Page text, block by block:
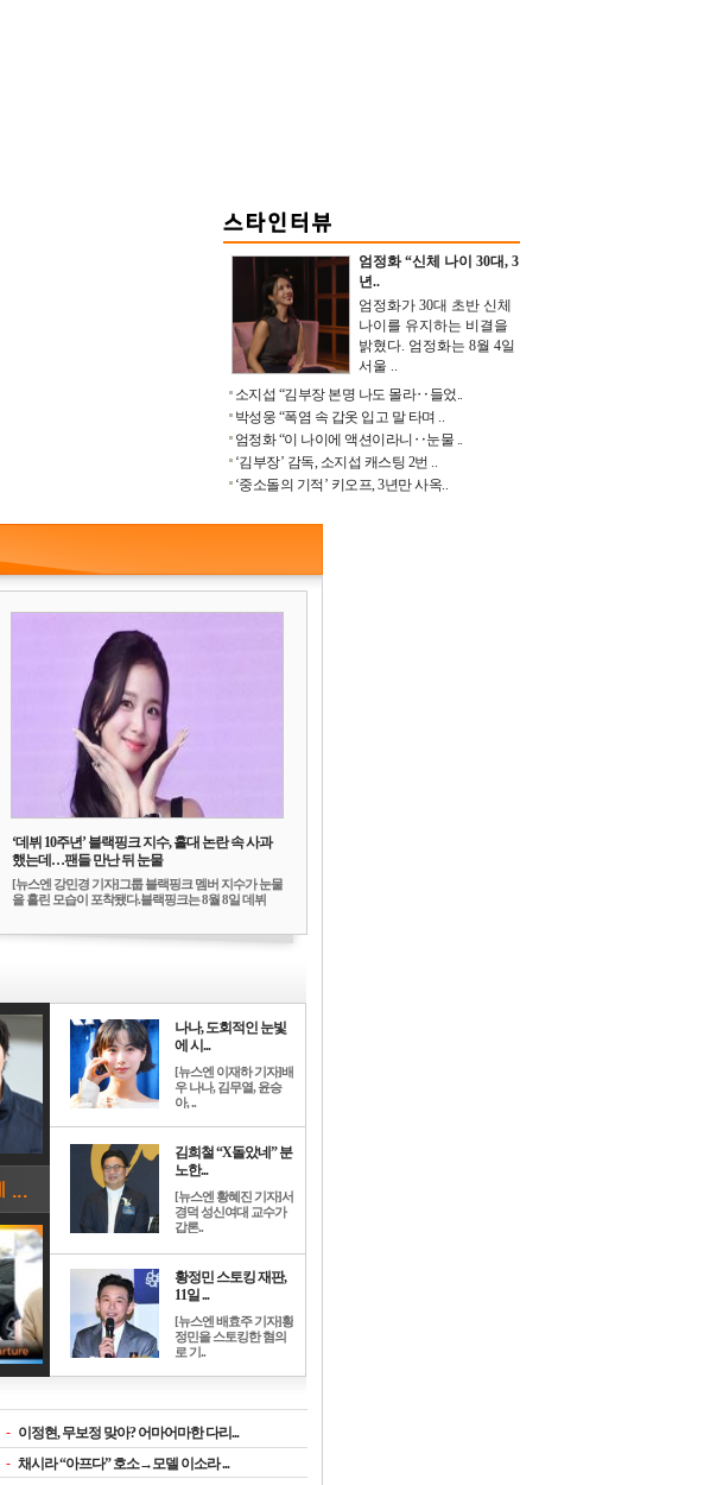
엄정화 “신체 나이 30대, 3
년..
엄정화가 30대 초반 신체
나이를 유지하는 비결을
밝혔다. 엄정화는 8월 4일
서울 ..
소지섭 “김부장 본명 나도 몰라‥들었..
박성웅 “폭염 속 갑옷 입고 말 타며 ..
엄정화 “이 나이에 액션이라니‥눈물 ..
‘김부장’ 감독, 소지섭 캐스팅 2번 ..
‘중소돌의 기적’ 키오프, 3년만 사옥..
‘데뷔 10주년’ 블랙핑크 지수, 홀대 논란 속 사과
했는데…팬들 만난 뒤 눈물
[뉴스엔 강민경 기자]그룹 블랙핑크 멤버 지수가 눈물
을 흘린 모습이 포착됐다.블랙핑크는 8월 8일 데뷔
나나, 도회적인 눈빛
에 시...
[뉴스엔 이재하 기자]배
우 나나, 김무열, 윤승
아, ..
김희철 “X돌았네” 분
노한...
[뉴스엔 황혜진 기자]서
경덕 성신여대 교수가
갑론..
황정민 스토킹 재판,
11일 ...
[뉴스엔 배효주 기자]황
정민을 스토킹한 혐의
로 기..
- 이정현, 무보정 맞아? 어마어마한 다리...
- 채시라 “아프다” 호소→모델 이소라 ...